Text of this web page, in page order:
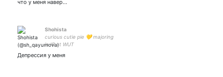
что у меня навер…
Shohista
curious cutie pie 💛 majoring
in IR at WUT
Депрессия у меня